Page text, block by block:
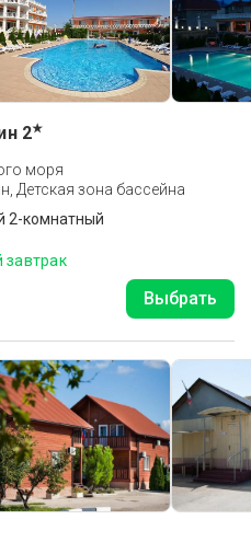
2★
моря
Детская зона бассейна
2-комнатный
завтрак
Выбрать